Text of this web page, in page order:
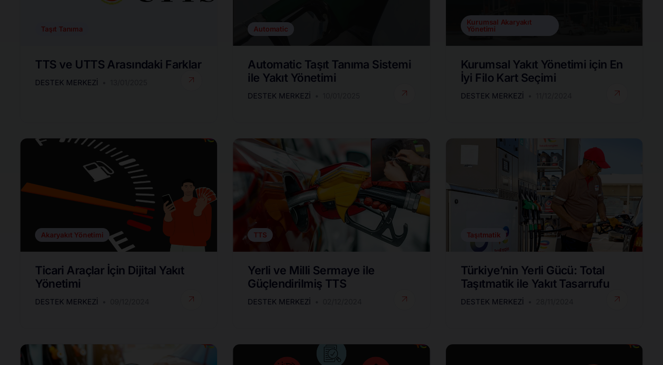
Taşıt Tanıma
TTS ve UTTS Arasındaki Farklar
DESTEK MERKEZI
Automatic
Automatic Taşıt Tanıma Sistemi
ile Yakıt Yönetimi
DESTEK MERKEZI
Kurumsal Akaryakıt
Yönetimi
Kurumsal Yakıt Yönetimi için En
İyi Filo Kart Seçimi
DESTEK MERKEZI
Akaryakıt Yönetimi
Ticari Araçlar İçin Dijital Yakıt
Yönetimi
DESTEK MERKEZI
TTS
Yerli ve Milli Sermaye ile
Güçlendirilmiş TTS
DESTEK MERKEZI
Taşıtmatik
Türkiye’nin Yerli Gücü: Total
Taşıtmatik ile Yakıt Tasarrufu
DESTEK MERKEZI